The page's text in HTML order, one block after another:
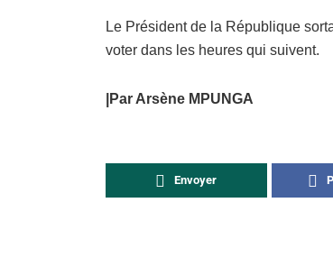
Le Président de la République
voter dans les heures qui suivent.
|Par Arsène MPUNGA
Envoyer